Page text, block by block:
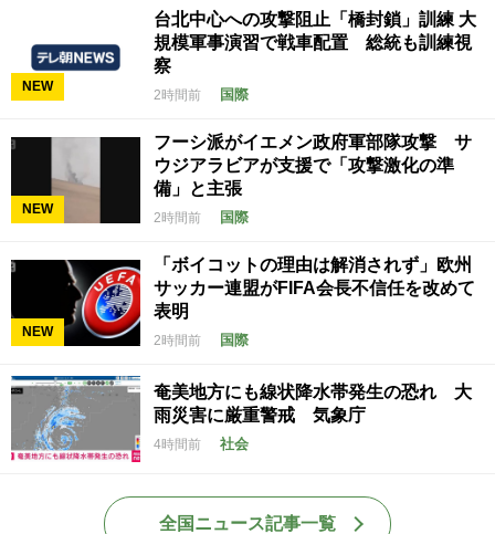
NEW
台北中心への攻撃阻止「橋封鎖」訓練 大
規模軍事演習で戦車配置 総統も訓練視
察
2時間前 国際
NEW
フーシ派がイエメン政府軍部隊攻撃 サ
ウジアラビアが支援で「攻撃激化の準
備」と主張
2時間前 国際
NEW
「ボイコットの理由は解消されず」欧州
サッカー連盟がFIFA会長不信任を改めて
表明
2時間前 国際
奄美地方にも線状降水帯発生の恐れ 大
雨災害に厳重警戒 気象庁
4時間前 社会
全国ニュース記事一覧